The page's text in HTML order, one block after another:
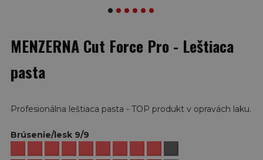
MENZERNA Cut Force Pro - Leštiaca
pasta
Profesionálna leštiaca pasta - TOP produkt v opravách laku.
Brúsenie/lesk 9/9